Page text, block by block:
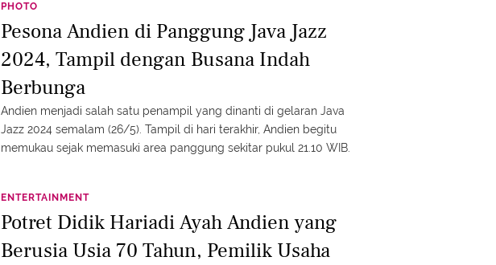
PHOTO
Pesona Andien di Panggung Java Jazz
2024, Tampil dengan Busana Indah
Berbunga
Andien menjadi salah satu penampil yang dinanti di gelaran Java
Jazz 2024 semalam (26/5). Tampil di hari terakhir, Andien begitu
memukau sejak memasuki area panggung sekitar pukul 21.10 WIB.
ENTERTAINMENT
Potret Didik Hariadi Ayah Andien yang
Berusia Usia 70 Tahun, Pemilik Usaha